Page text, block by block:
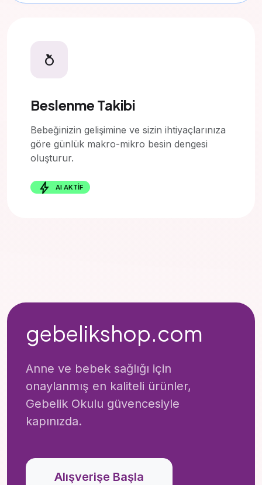
nutrition
Beslenme Takibi
Bebeğinizin gelişimine ve sizin ihtiyaçlarınıza
göre günlük makro-mikro besin dengesi
oluşturur.
bolt AI AKTİF
gebelikshop.com
Anne ve bebek sağlığı için
onaylanmış en kaliteli ürünler,
Gebelik Okulu güvencesiyle
kapınızda.
Alışverişe Başla